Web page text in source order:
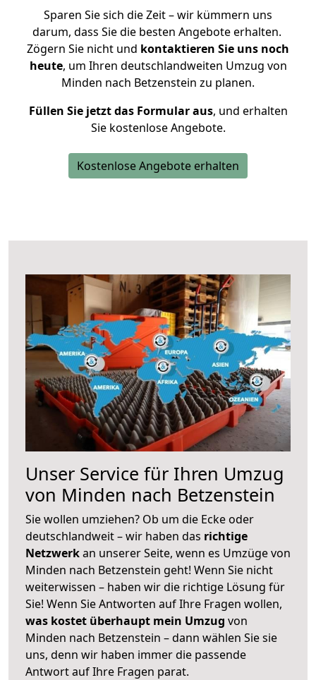
Sparen Sie sich die Zeit – wir kümmern uns
darum, dass Sie die besten Angebote erhalten.
Zögern Sie nicht und kontaktieren Sie uns noch
heute, um Ihren deutschlandweiten Umzug von
Minden nach Betzenstein zu planen.
Füllen Sie jetzt das Formular aus, und erhalten
Sie kostenlose Angebote.
Kostenlose Angebote erhalten
Unser Service für Ihren Umzug
von Minden nach Betzenstein
Sie wollen umziehen? Ob um die Ecke oder
deutschlandweit – wir haben das richtige
Netzwerkan unserer Seite, wenn es Umzüge von
Minden nach Betzenstein geht! Wenn Sie nicht
weiterwissen – haben wir die richtige Lösung für
Sie! Wenn Sie Antworten auf Ihre Fragen wollen,
was kostet überhaupt mein Umzug von
Minden nach Betzenstein – dann wählen Sie sie
uns, denn wir haben immer die passende
Antwort auf Ihre Fragen parat.